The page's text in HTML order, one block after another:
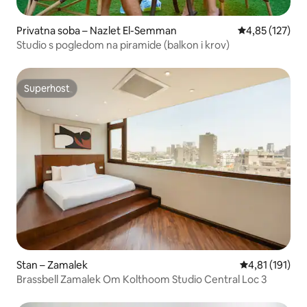
Privatna soba – Nazlet El-Semman Prosječna
4,85 (127)
Studio s pogledom na piramide (balkon i krov)
Superhost
Superhost
Stan – Zamalek Prosječna
4,81 (191)
Brassbell Zamalek Om Kolthoom Studio Central Loc 3